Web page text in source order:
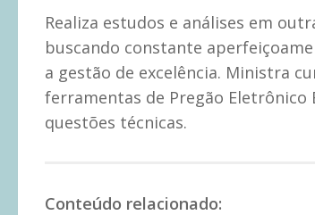
Realiza estudos e análises em
buscando constante
a gestão de excelência. Ministra
ferramentas de Pregão
questões técnicas.
Conteúdo relacionado: